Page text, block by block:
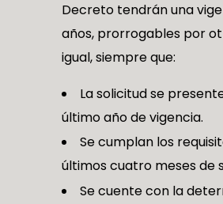
Decreto tendrán una
años, prorrogables por
igual, siempre que:
La solicitud se
último año de vigencia.
Se cumplan los
últimos cuatro meses de
Se cuente con la